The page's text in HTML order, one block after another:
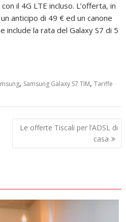
il 4G LTE incluso. L’offerta, in
anticipo di 49 € ed un canone
include la rata del Galaxy S7 di 5
, Samsung Galaxy S7 TIM,Tariffe
Le offerte Tiscali per l’ADSL di
casa